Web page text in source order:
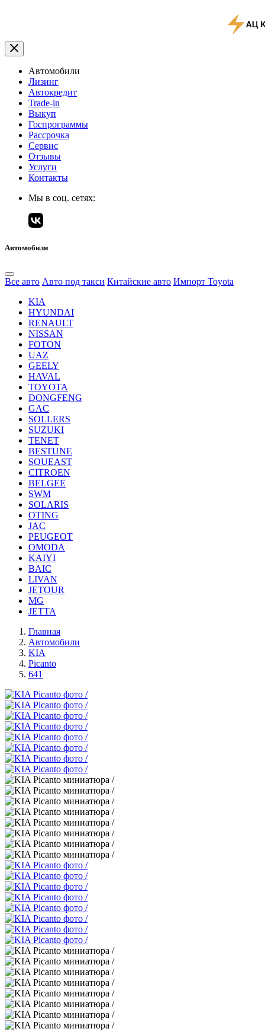
Автомобили
Лизинг
Автокредит
Trade-in
Выкуп
Госпрограммы
Рассрочка
Сервис
Отзывы
Услуги
Контакты
Мы в соц. сетях:
Автомобили
Все авто Авто под такси Китайские авто Импорт Toyota
KIA
HYUNDAI
RENAULT
NISSAN
FOTON
UAZ
GEELY
HAVAL
TOYOTA
DONGFENG
GAC
SOLLERS
SUZUKI
TENET
BESTUNE
SOUEAST
CITROEN
BELGEE
SWM
SOLARIS
OTING
JAC
PEUGEOT
OMODA
KAIYI
BAIC
LIVAN
JETOUR
MG
JETTA
Главная
Автомобили
KIA
Picanto
641